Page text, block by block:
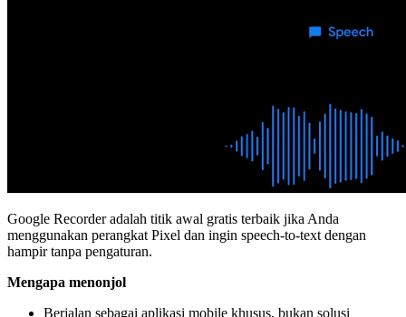
Google Recorder adalah titik awal gratis terbaik jika Anda
menggunakan perangkat Pixel dan ingin speech-to-text dengan
hampir tanpa pengaturan.
Mengapa menonjol
Berjalan sebagai aplikasi mobile khusus, bukan solusi